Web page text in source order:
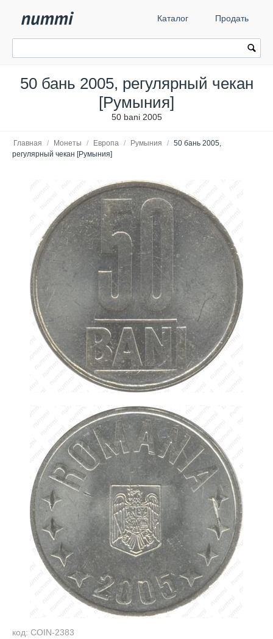
Каталог Продать
50 бань 2005, регулярный чекан
[Румыния]
50 bani 2005
Главная / Монеты / Европа / Румыния / 50 бань 2005,
регулярный чекан [Румыния]
код: COIN-2383